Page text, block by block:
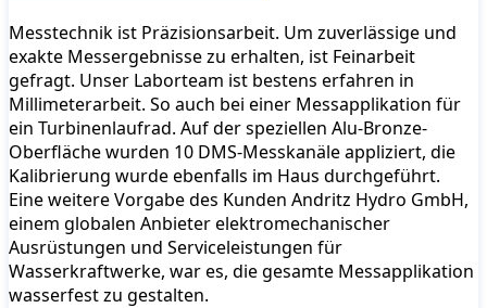
Messtechnik ist Präzisionsarbeit. Um zuverlässige und
exakte Messergebnisse zu erhalten, ist Feinarbeit
gefragt. Unser Laborteam ist bestens erfahren in
Millimeterarbeit. So auch bei einer Messapplikation für
ein Turbinenlaufrad. Auf der speziellen Alu-Bronze-
Oberfläche wurden 10 DMS-Messkanäle appliziert, die
Kalibrierung wurde ebenfalls im Haus durchgeführt.
Eine weitere Vorgabe des Kunden Andritz Hydro GmbH,
einem globalen Anbieter elektromechanischer
Ausrüstungen und Serviceleistungen für
Wasserkraftwerke, war es, die gesamte Messapplikation
wasserfest zu gestalten.